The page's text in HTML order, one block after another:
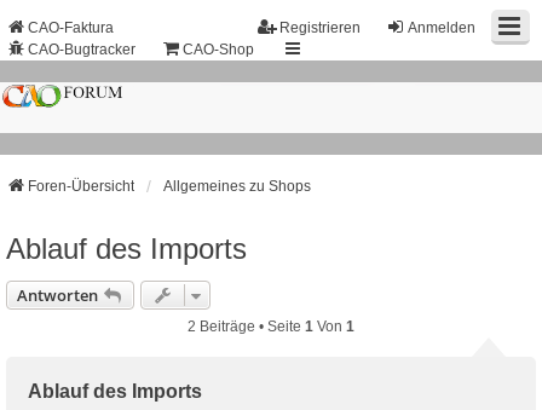
Anmelden
Registrieren
CAO-Faktura
CAO-Bugtracker
CAO-Shop
Foren-Übersicht Allgemeines zu Shops
Ablauf des Imports
Antworten
2 Beiträge • Seite 1 Von 1
Ablauf des Imports